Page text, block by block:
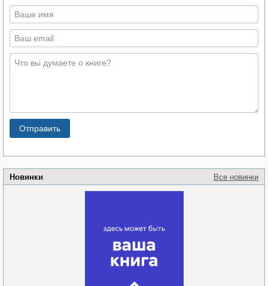
Новинки Все новинки